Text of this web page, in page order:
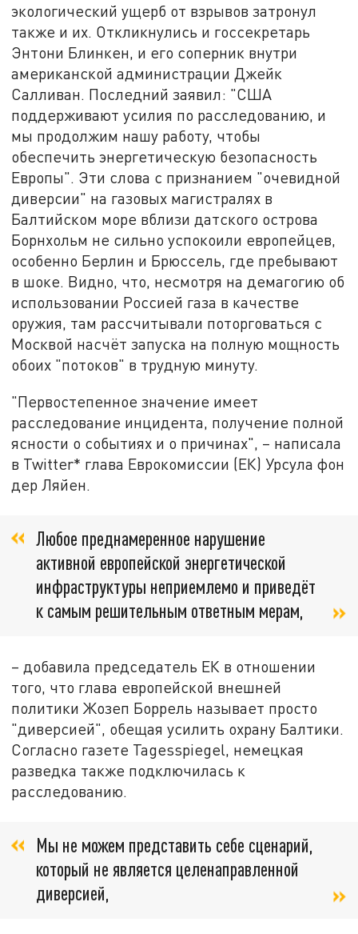
экологический ущерб от взрывов затронул
также и их. Откликнулись и госсекретарь
Энтони Блинкен, и его соперник внутри
американской администрации Джейк
Салливан. Последний заявил: "США
поддерживают усилия по расследованию, и
мы продолжим нашу работу, чтобы
обеспечить энергетическую безопасность
Европы". Эти слова с признанием "очевидной
диверсии" на газовых магистралях в
Балтийском море вблизи датского острова
Борнхольм не сильно успокоили европейцев,
особенно Берлин и Брюссель, где пребывают
в шоке. Видно, что, несмотря на демагогию об
использовании Россией газа в качестве
оружия, там рассчитывали поторговаться с
Москвой насчёт запуска на полную мощность
обоих "потоков" в трудную минуту.
"Первостепенное значение имеет
расследование инцидента, получение полной
ясности о событиях и о причинах", – написала
в Twitter* глава Еврокомиссии (ЕК) Урсула фон
дер Ляйен.
Любое преднамеренное нарушение
активной европейской энергетической
инфраструктуры неприемлемо и приведёт
к самым решительным ответным мерам,
– добавила председатель ЕК в отношении
того, что глава европейской внешней
политики Жозеп Боррель называет просто
"диверсией", обещая усилить охрану Балтики.
Согласно газете Tagesspiegel, немецкая
разведка также подключилась к
расследованию.
Мы не можем представить себе сценарий,
который не является целенаправленной
диверсией,